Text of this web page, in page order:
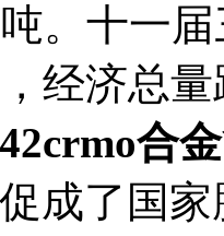
。十一
经济总
42crmo合
成了国